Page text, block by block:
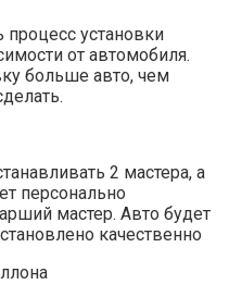
процесс установки
от автомобиля.
больше авто, чем
2 мастера, а
персонально
мастер. Авто будет
качественно